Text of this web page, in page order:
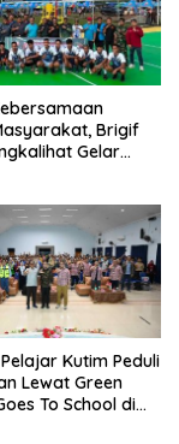
Brigif
Gelar
Kutim Peduli
Lewat Green
To School di